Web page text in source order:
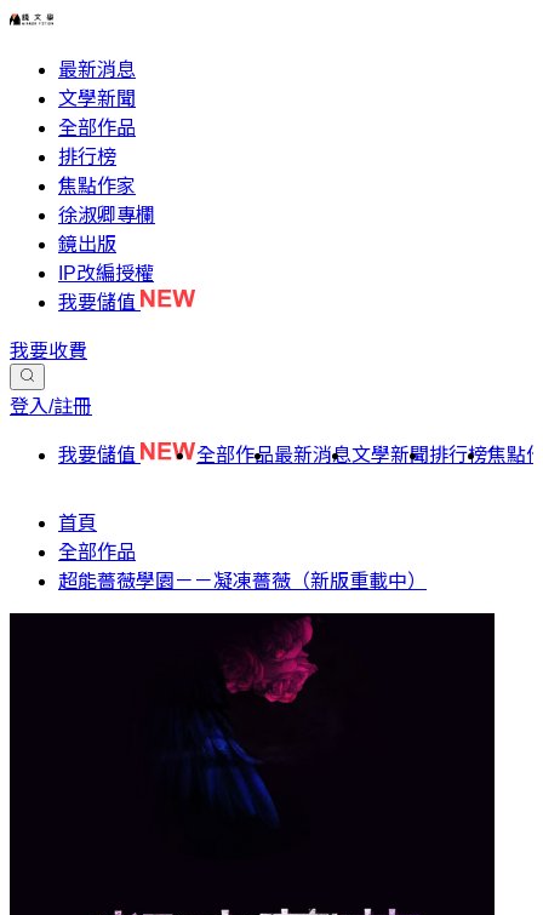
最新消息
文學新聞
全部作品
排行榜
焦點作家
徐淑卿專欄
鏡出版
IP改編授權
我要儲值
我要收費
登入/註冊
我要儲值 全部作品最新消息文學新聞排行榜焦點
首頁
全部作品
超能薔薇學園－－凝凍薔薇（新版重載中）